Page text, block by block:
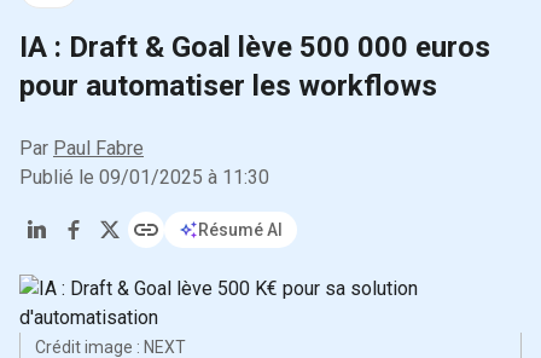
IA : Draft & Goal lève 500 000 euros
pour automatiser les workflows
Par Paul Fabre
Publié le 09/01/2025 à 11:30
Résumé AI
Crédit image : NEXT